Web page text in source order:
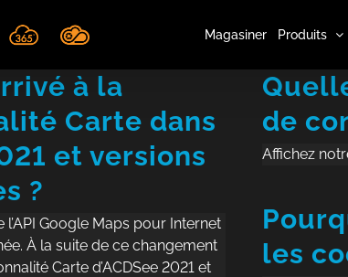
Magasiner Produits
à la
Carte dans
et versions
?
l’API Google Maps pour Internet
À la suite de ce changement
Carte d’ACDSee 2021 et
de
Affichez
les